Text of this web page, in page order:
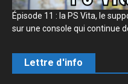
Épisode 11 : la PS Vita, le
sur une console qui continue
Lettre d'info